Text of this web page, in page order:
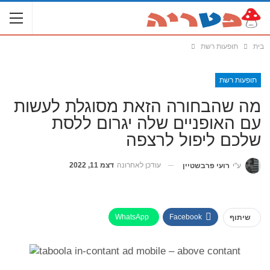
בית תופעות רשת
תופעות רשת
מה שהבחורה הזאת מסוגלת לעשות
עם האופניים שלה יגרום ללסת
שלכם ליפול לרצפה
ע"י רועי פרבשטיין עודכן לאחרונה דצמ 11, 2022
שיתוף Facebook
WhatsApp